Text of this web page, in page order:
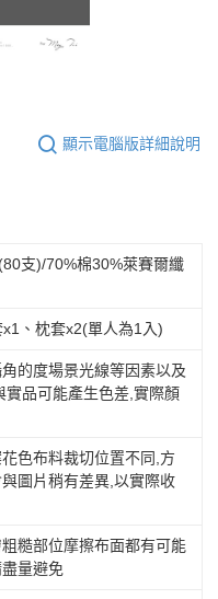
顯示電腦版詳細說明
支)/70%棉30%萊賽爾纖
、枕套x2(單人為1入)
的度場景光線等因素以及
實品可能產生色差,實際顏
色布料裁切位置不同,方
圖片稍有差異,以實際收
糙部位摩擦布面都有可能
量避免